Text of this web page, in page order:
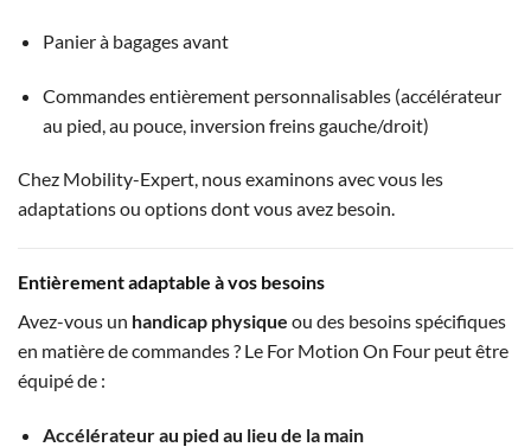
Panier à bagages avant
Commandes entièrement personnalisables (accélérateur
au pied, au pouce, inversion freins gauche/droit)
Chez Mobility-Expert, nous examinons avec vous les
adaptations ou options dont vous avez besoin.
Entièrement adaptable à vos besoins
Avez-vous un handicap physique ou des besoins spécifiques
en matière de commandes ? Le For Motion On Four peut être
équipé de :
Accélérateur au pied au lieu de la main